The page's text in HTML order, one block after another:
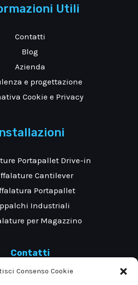
Consenso Cookie
Utili
Contatti
Blog
Azienda
e progettazione
Cookie e Privacy
Portapallet Drive-in
Cantilever
Portapallet
Industriali
per Magazzino
Contatti